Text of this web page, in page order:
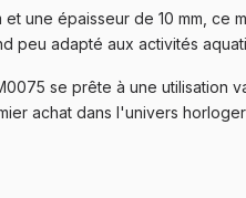
et une épaisseur de 10 mm,
peu adapté aux activités
se prête à une
achat dans l'univers